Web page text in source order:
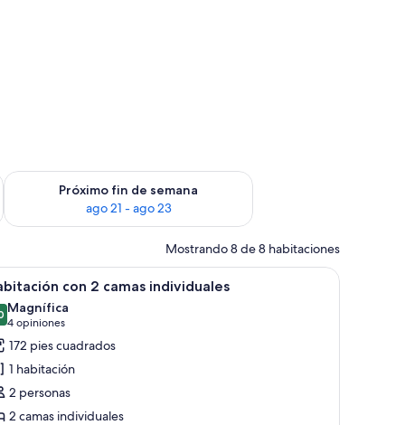
semana ago 14 - ago 16
Próximo fin de semana
ago 21 - ago 23
Consulta la disponibilidad para el próximo fin de semana
Mostrando 8 de 8 habitaciones
Cortinas blackout, insonorización y wifi gratis
4 con 2 camas individuales
de 10
Magnífica
4 opiniones
(4
opiniones)
172 pies cuadrados
1 habitación
2 personas
2 camas individuales